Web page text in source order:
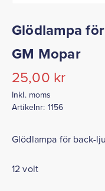
Glödlampa
GM Mopar
25,00 kr
Inkl. moms
Artikelnr: 1156
Glödlampa för back-
12 volt